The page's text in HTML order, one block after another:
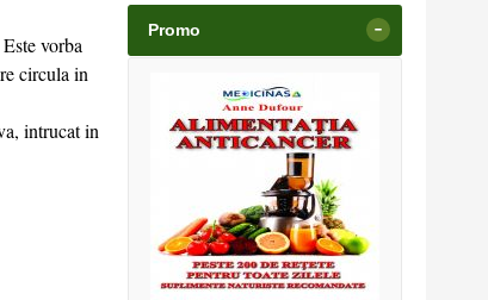
vorba
circula in
intrucat in
Promo -